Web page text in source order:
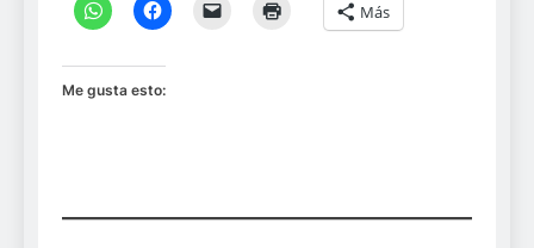
Más
Me gusta esto: